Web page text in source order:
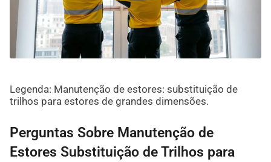
Legenda: Manutenção de estores: substituição de
trilhos para estores de grandes dimensões.
Perguntas Sobre Manutenção de
Estores Substituição de Trilhos para